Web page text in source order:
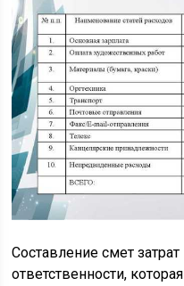
Составление смет
ответственности,